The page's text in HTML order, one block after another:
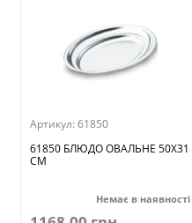
Артикул: 61850
61850 БЛЮДО ОВАЛЬНЕ 50Х31
СМ
Немає в наявності